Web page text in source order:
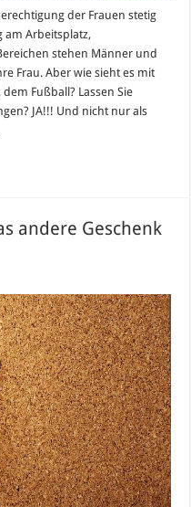
der Frauen stetig
am Arbeitsplatz,
stehen Männer und
Frau. Aber wie sieht es mit
Fußball? Lassen Sie
JA!!! Und nicht nur als
andere Geschenk